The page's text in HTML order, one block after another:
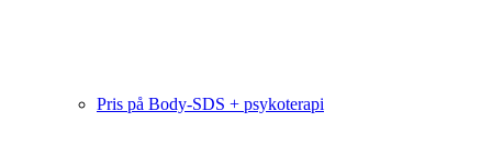
Pris på Body-SDS + psykoterapi